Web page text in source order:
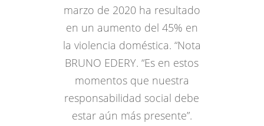
marzo de 2020 ha resultado
en un aumento del 45% en
la violencia doméstica. “Nota
BRUNO EDERY. “Es en estos
momentos que nuestra
responsabilidad social debe
estar aún más presente”.